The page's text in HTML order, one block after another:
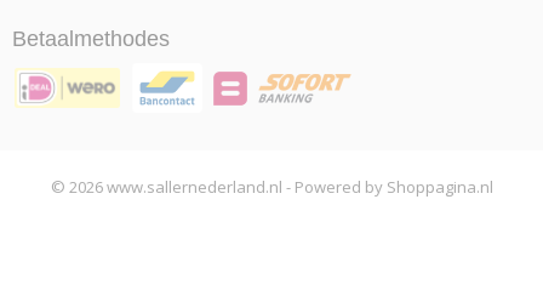
Betaalmethodes
© 2026 www.sallernederland.nl - Powered by Shoppagina.nl